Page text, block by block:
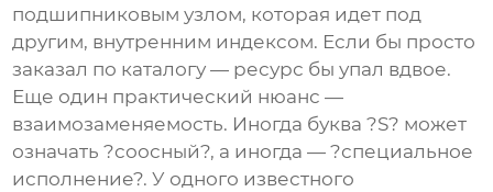
подшипниковым узлом, которая идет под
другим, внутренним индексом. Если бы просто
заказал по каталогу — ресурс бы упал вдвое.
Еще один практический нюанс —
взаимозаменяемость. Иногда буква ?S? может
означать ?соосный?, а иногда — ?специальное
исполнение?. У одного известного